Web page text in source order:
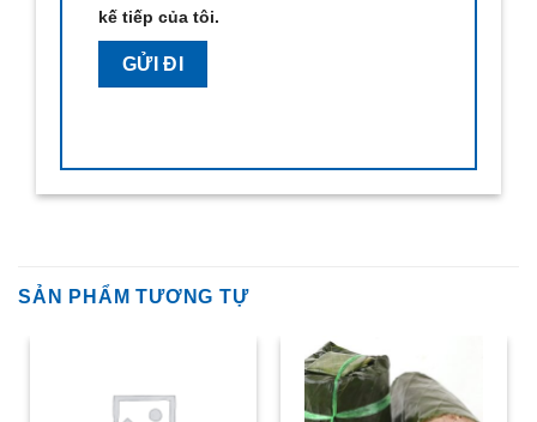
kế tiếp của tôi.
SẢN PHẨM TƯƠNG TỰ